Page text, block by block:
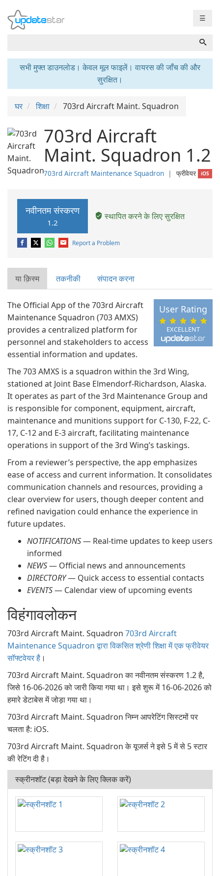
☰
सभी मुफ्त डाउनलोड। केवल मूल फाइलें। वायरस की जाँच की और
सुरक्षित।
घर शिक्षा 703rd Aircraft Maint. Squadron
703rd Aircraft
Maint. Squadron 1.2
703rd Aircraft Maintenance Squadron ❘ फ्रीवेयर iOS
नवीनतम संस्करण
1.2
स्थापित करने के लिए सुरक्षित
Report a Problem
या क़िस्‍म तकनीकी संपादन करना
EXCELLENT
User Rating
The Official App of the 703rd Aircraft
Maintenance Squadron (703 AMXS)
provides a centralized platform for
personnel and stakeholders to access
essential information and updates.
The 703 AMXS is a squadron within the 3rd Wing,
stationed at Joint Base Elmendorf-Richardson, Alaska.
It operates as part of the 3rd Maintenance Group and
is responsible for component, equipment, aircraft,
maintenance and munitions support for C-130, F-22, C-
17, C-12 and E-3 aircraft, facilitating maintenance
operations in support of the 3rd Wing’s taskings.
From a reviewer’s perspective, the app emphasizes
ease of access and current information. It consolidates
communication channels and resources, providing a
clear overview for users, though deeper content and
refined navigation could enhance the experience in
future updates.
NOTIFICATIONS— Real-time updates to keep users
informed
NEWS— Official news and announcements
DIRECTORY— Quick access to essential contacts
EVENTS— Calendar view of upcoming events
विहंगावलोकन
703rd Aircraft Maint. Squadron 703rd Aircraft
Maintenance Squadron द्वारा विकसित श्रेणी शिक्षा में एक फ्रीवेयर
सॉफ्टवेयर है ।
703rd Aircraft Maint. Squadron का नवीनतम संस्करण 1.2 है,
जिसे 16-06-2026 को जारी किया गया था। इसे शुरू में 16-06-2026 को
हमारे डेटाबेस में जोड़ा गया था।
703rd Aircraft Maint. Squadron निम्न आपरेटिंग सिस्टमों पर
चलता है: iOS.
703rd Aircraft Maint. Squadron के यूजर्स ने इसे 5 में से 5 स्टार
की रेटिंग दी है।
स्क्रीनशॉट (बड़ा देखने के लिए क्लिक करें)